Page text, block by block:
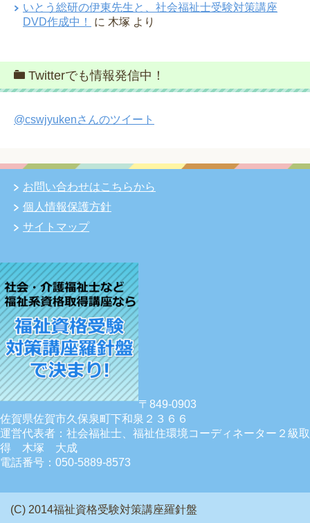
いとう総研の伊東先生と、社会福祉士受験対策講座
DVD作成中！
に 木塚 より
Twitterでも情報発信中！
@cswjyukenさんのツイート
お問い合わせはこちらから
個人情報保護方針
サイトマップ
〒849-0903
佐賀県佐賀市久保泉町下和泉２３６６
運営代表者：社会福祉士、福祉住環境コーディネーター２級取
得 木塚 大成
電話番号：050-5889-8573
(C) 2014福祉資格受験対策講座羅針盤